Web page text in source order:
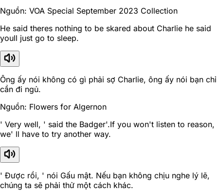
Nguồn: VOA Special September 2023 Collection
He said theres nothing to be skared about Charlie he said
youll just go to sleep.
Ông ấy nói không có gì phải sợ Charlie, ông ấy nói bạn chỉ
cần đi ngủ.
Nguồn: Flowers for Algernon
' Very well, ' said the Badger'.If you won't listen to reason,
we' ll have to try another way.
' Được rồi, ' nói Gấu mật. Nếu bạn không chịu nghe lý lẽ,
chúng ta sẽ phải thử một cách khác.